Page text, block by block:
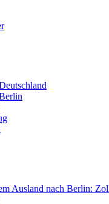
Ausland nach Berlin: